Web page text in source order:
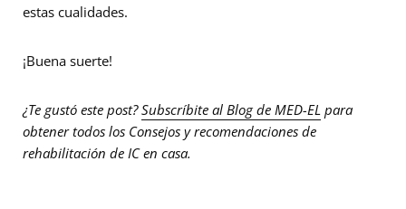
estas cualidades.
¡Buena suerte!
¿Te gustó este post?Subscríbite al Blog de MED-EL para
obtener todos los Consejos y recomendaciones de
rehabilitación de IC en casa.